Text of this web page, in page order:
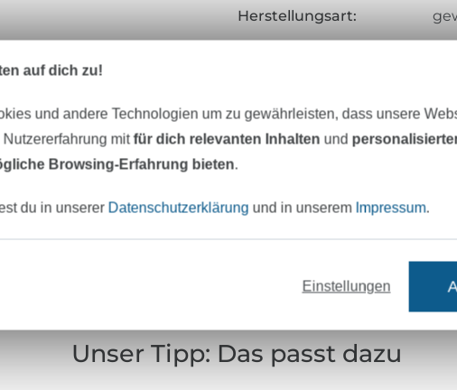
Herstellungsart:
Zertifizierung:
Testinstitut:
Art.Nr.:
Unser Tipp: Das passt dazu
auf dich zu!
und andere Technologien um zu gewährleisten, dass unsere
mitfür dich relevanten Inhalten und
Browsing-Erfahrung bieten.
du in unserer Datenschutzerklärung und in unserem Impressum.
Einstellungen